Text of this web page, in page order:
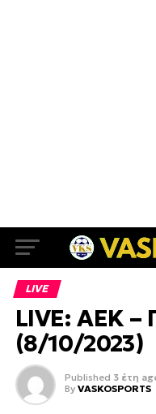
LIVE
LIVE: ΑΕΚ –
(8/10/2023)
Published 3 έτη
By VASKOSPORTS